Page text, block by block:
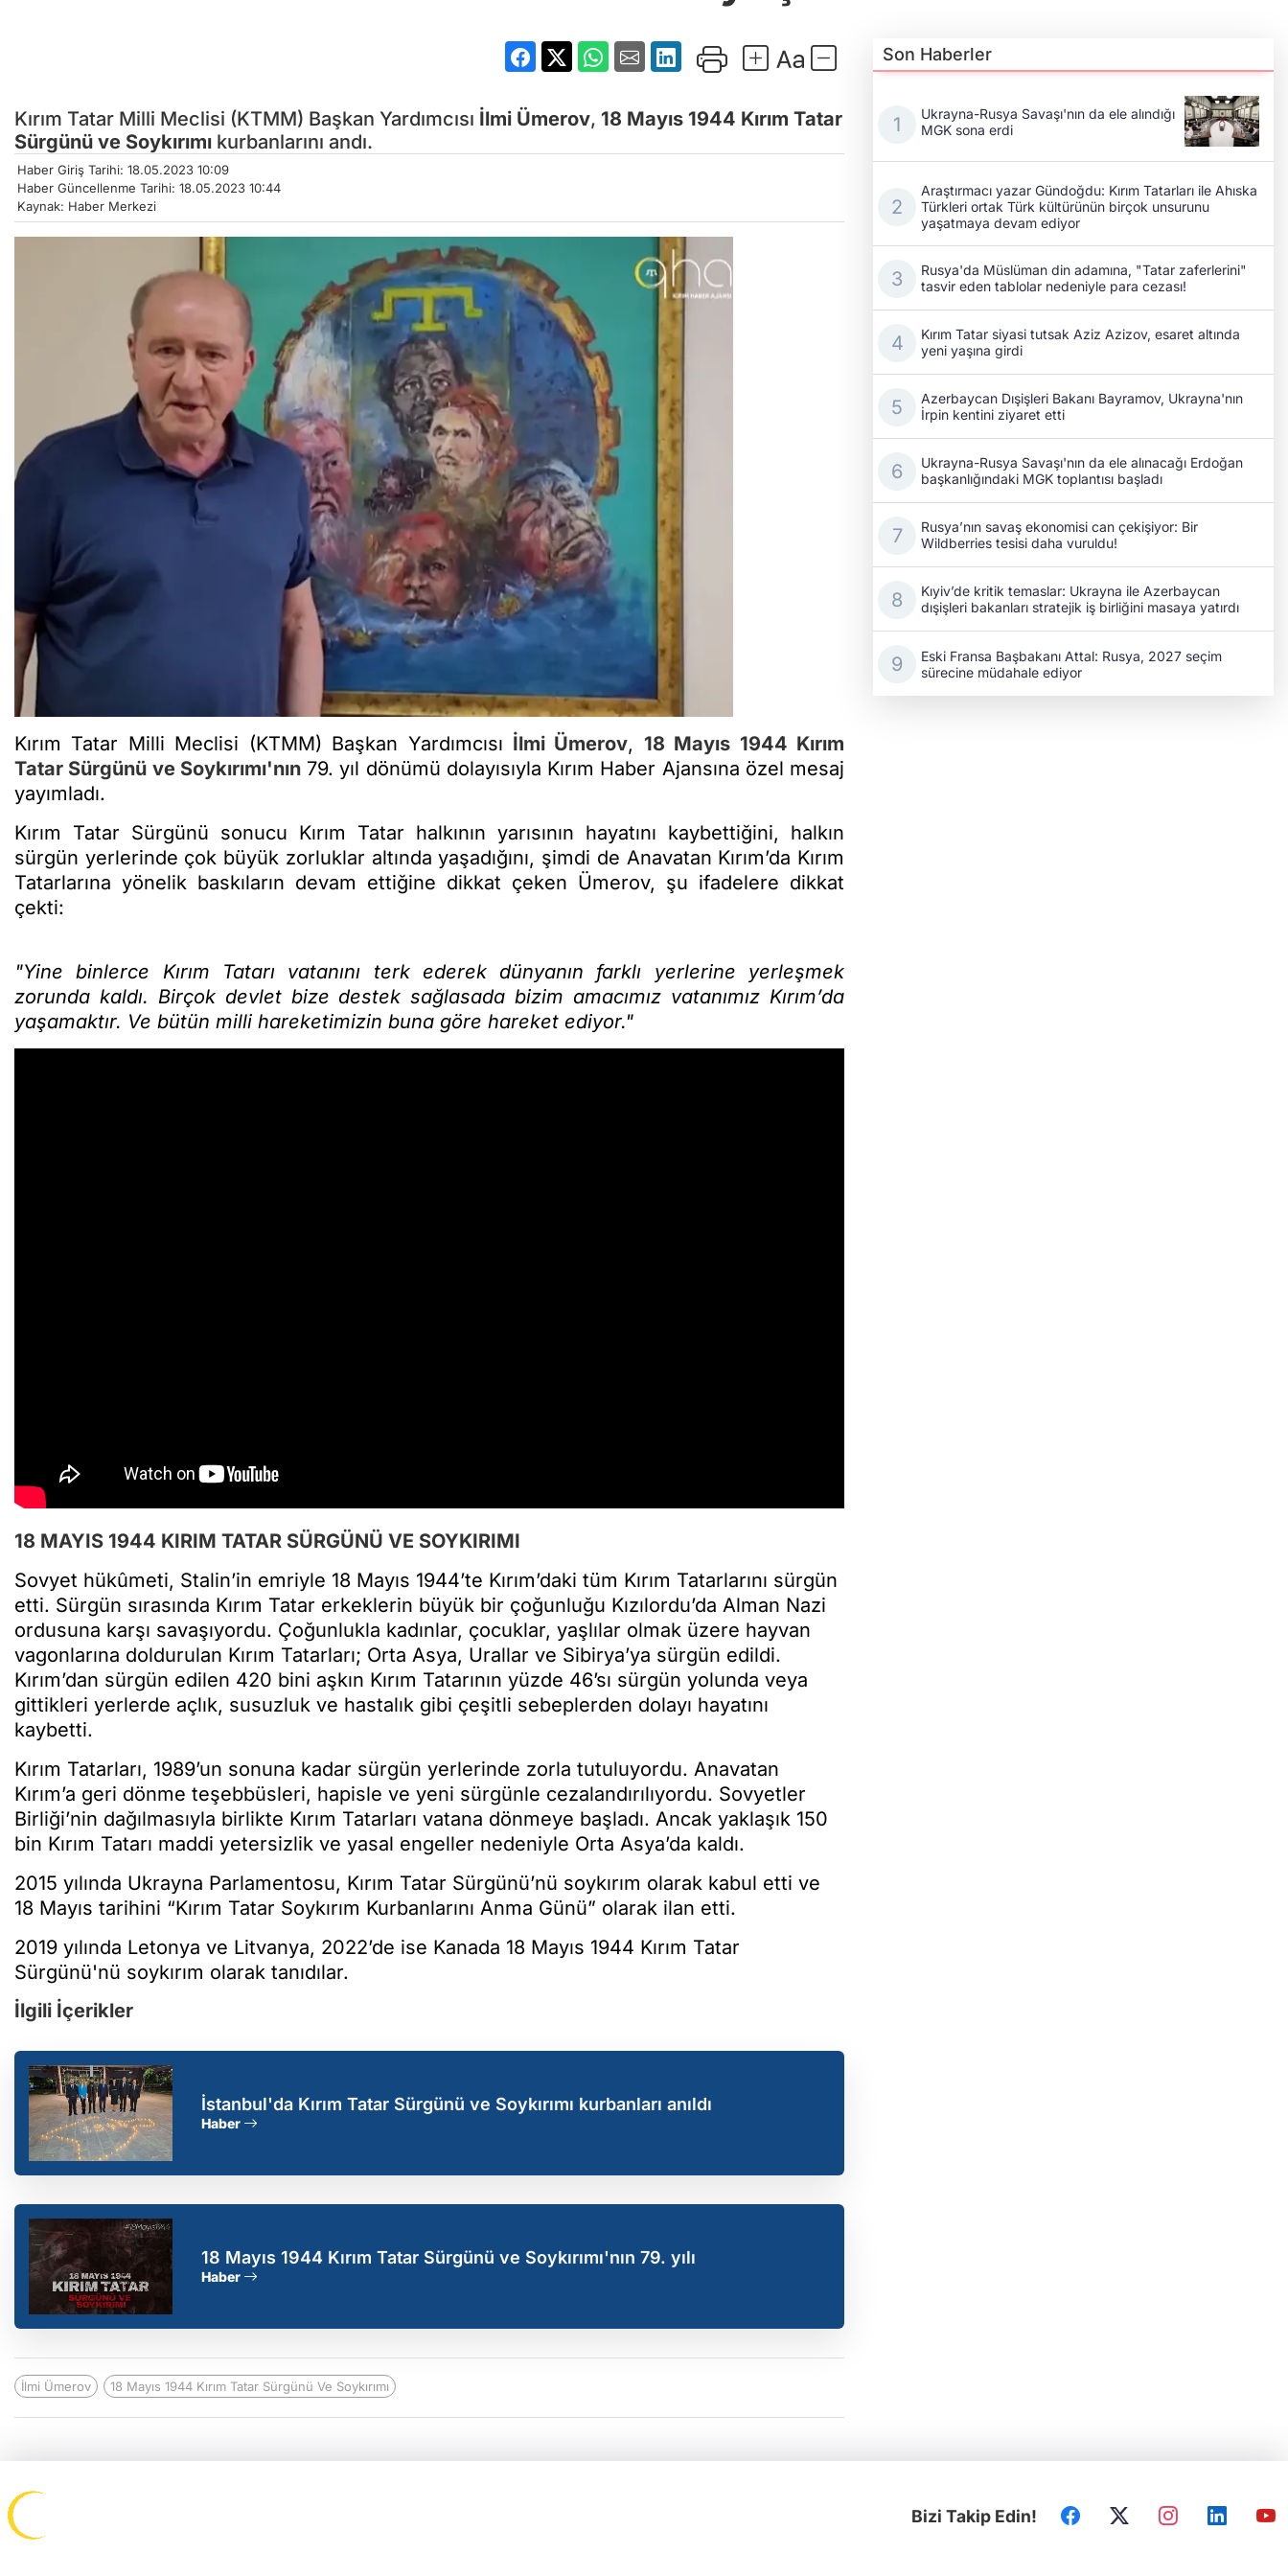
Kırım Tatar Milli Meclisi (KTMM) Başkan Yardımcısı İlmi Ümerov, 18 Mayıs 1944 Kırım Tatar
Sürgünü ve Soykırımı kurbanlarını andı.
Haber Giriş Tarihi: 18.05.2023 10:09
Haber Güncellenme Tarihi: 18.05.2023 10:44
Kaynak: Haber Merkezi
Kırım Tatar Milli Meclisi (KTMM) Başkan Yardımcısı İlmi Ümerov, 18 Mayıs 1944 Kırım
Tatar Sürgünü ve Soykırımı'nın79. yıl dönümü dolayısıyla Kırım Haber Ajansına özel mesaj
yayımladı.
Kırım Tatar Sürgünü sonucu Kırım Tatar halkının yarısının hayatını kaybettiğini, halkın
sürgün yerlerinde çok büyük zorluklar altında yaşadığını, şimdi de Anavatan Kırım’da Kırım
Tatarlarına yönelik baskıların devam ettiğine dikkat çeken Ümerov, şu ifadelere dikkat
çekti:
"Yine binlerce Kırım Tatarı vatanını terk ederek dünyanın farklı yerlerine yerleşmek
zorunda kaldı. Birçok devlet bize destek sağlasada bizim amacımız vatanımız Kırım’da
yaşamaktır. Ve bütün milli hareketimizin buna göre hareket ediyor."
18 MAYIS 1944 KIRIM TATAR SÜRGÜNÜ VE SOYKIRIMI
Sovyet hükûmeti, Stalin’in emriyle 18 Mayıs 1944’te Kırım’daki tüm Kırım Tatarlarını sürgün
etti. Sürgün sırasında Kırım Tatar erkeklerin büyük bir çoğunluğu Kızılordu’da Alman Nazi
ordusuna karşı savaşıyordu. Çoğunlukla kadınlar, çocuklar, yaşlılar olmak üzere hayvan
vagonlarına doldurulan Kırım Tatarları; Orta Asya, Urallar ve Sibirya’ya sürgün edildi.
Kırım’dan sürgün edilen 420 bini aşkın Kırım Tatarının yüzde 46’sı sürgün yolunda veya
gittikleri yerlerde açlık, susuzluk ve hastalık gibi çeşitli sebeplerden dolayı hayatını
kaybetti.
Kırım Tatarları, 1989’un sonuna kadar sürgün yerlerinde zorla tutuluyordu. Anavatan
Kırım’a geri dönme teşebbüsleri, hapisle ve yeni sürgünle cezalandırılıyordu. Sovyetler
Birliği’nin dağılmasıyla birlikte Kırım Tatarları vatana dönmeye başladı. Ancak yaklaşık 150
bin Kırım Tatarı maddi yetersizlik ve yasal engeller nedeniyle Orta Asya’da kaldı.
2015 yılında Ukrayna Parlamentosu, Kırım Tatar Sürgünü’nü soykırım olarak kabul etti ve
18 Mayıs tarihini “Kırım Tatar Soykırım Kurbanlarını Anma Günü” olarak ilan etti.
2019 yılında Letonya ve Litvanya, 2022’de ise Kanada 18 Mayıs 1944 Kırım Tatar
Sürgünü'nü soykırım olarak tanıdılar.
İlgili İçerikler
İstanbul'da Kırım Tatar Sürgünü ve Soykırımı kurbanları anıldı
Haber
18 Mayıs 1944 Kırım Tatar Sürgünü ve Soykırımı'nın 79. yılı
Haber
İlmi Ümerov 18 Mayıs 1944 Kırım Tatar Sürgünü Ve Soykırımı
Son Haberler
Ukrayna-Rusya Savaşı'nın da ele alındığı
MGK sona erdi
Araştırmacı yazar Gündoğdu: Kırım Tatarları ile Ahıska
Türkleri ortak Türk kültürünün birçok unsurunu
yaşatmaya devam ediyor
Rusya'da Müslüman din adamına, "Tatar zaferlerini"
tasvir eden tablolar nedeniyle para cezası!
Kırım Tatar siyasi tutsak Aziz Azizov, esaret altında
yeni yaşına girdi
Azerbaycan Dışişleri Bakanı Bayramov, Ukrayna'nın
İrpin kentini ziyaret etti
Ukrayna-Rusya Savaşı'nın da ele alınacağı Erdoğan
başkanlığındaki MGK toplantısı başladı
Rusya’nın savaş ekonomisi can çekişiyor: Bir
Wildberries tesisi daha vuruldu!
Kıyiv’de kritik temaslar: Ukrayna ile Azerbaycan
dışişleri bakanları stratejik iş birliğini masaya yatırdı
Eski Fransa Başbakanı Attal: Rusya, 2027 seçim
sürecine müdahale ediyor
Bizi Takip Edin!